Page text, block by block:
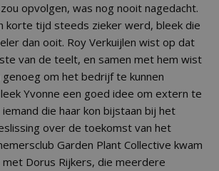
opvolgen, was nog nooit nagedacht.
korte tijd steeds zieker werd, bleek die
dan ooit. Roy Verkuijlen wist op dat
van de teelt, en samen met hem wist
om het bedrijf te kunnen
Yvonne een goed idee om extern te
iemand die haar kon bijstaan bij het
over de toekomst van het
Garden Plant Collective kwam
met Dorus Rijkers, die meerdere